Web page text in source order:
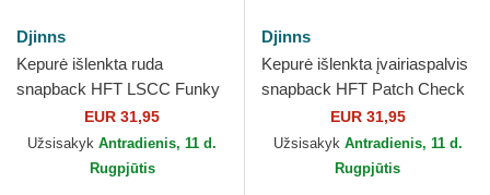
Djinns
Kepurė išlenkta ruda
snapback HFT LSCC Funky
Patch DjinnsEUR 31,95
Užsisakyk Antradienis, 11 d.
Rugpjūtis
Djinns
Kepurė išlenkta įvairiaspalvis
snapback HFT Patch Check
Turquoise Djinns
EUR 31,95
Užsisakyk Antradienis, 11 d.
Rugpjūtis